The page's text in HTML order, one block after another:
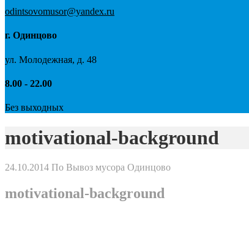
odintsovomusor@yandex.ru
г. Одинцово
ул. Молодежная, д. 48
8.00 - 22.00
Без выходных
motivational-background
24.10.2014 По Вывоз мусора Одинцово
motivational-background